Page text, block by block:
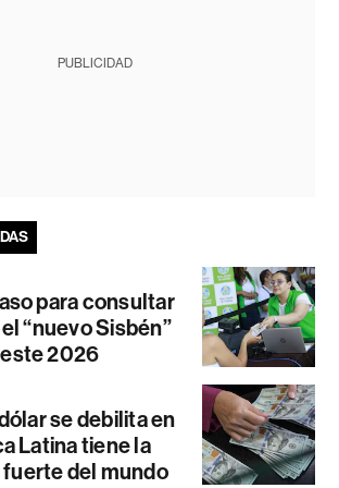
PUBLICIDAD
para consultar
“nuevo Sisbén”
2026
se debilita en
Latina tiene la
del mundo